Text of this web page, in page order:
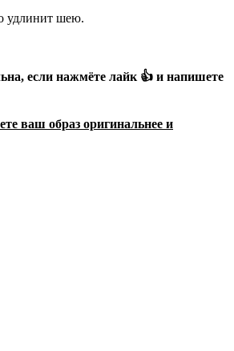
удлинит шею.
если нажмёте лайк 👍 и напишете
ваш образ оригинальнее и